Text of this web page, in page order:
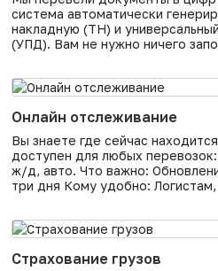
система автоматически
накладную (ТН) и
(УПД). Вам не нужно ничего
личный кабинет и на email. При
Онлайн отслеживание
Вы знаете где сейчас
доступен для любых
ж/д, авто. Что важно:
три дня Кому удобно:
отчёт. Как мы работаем (4
Страхование грузов